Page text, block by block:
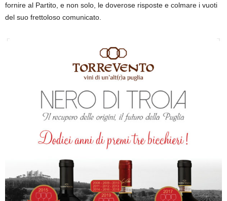
fornire al Partito, e non solo, le doverose risposte e colmare i vuoti
del suo frettoloso comunicato.